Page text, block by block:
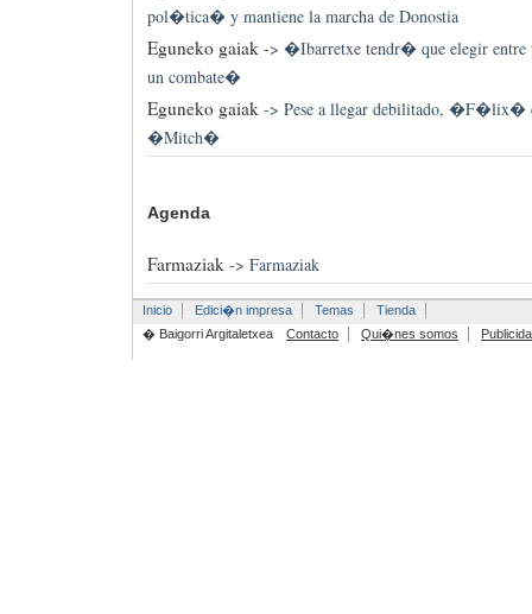
pol�tica� y mantiene la marcha de Donostia
Eguneko gaiak-> �Ibarretxe tendr� que elegir entre
un combate�
Eguneko gaiak-> Pese a llegar debilitado, �F�lix�
�Mitch�
Agenda
Farmaziak-> Farmaziak
Inicio Edici�n impresa Temas
Tienda
� Baigorri Argitaletxea
Contacto Qui�nes somos